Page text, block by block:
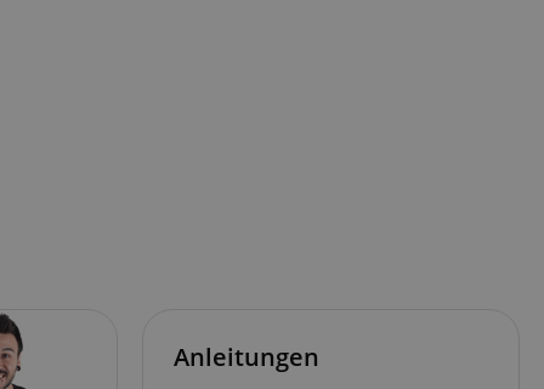
Anleitungen